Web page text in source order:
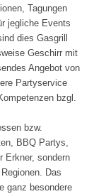
Tagungen
jegliche Events
dies Gasgrill
Geschirr mit
Angebot von
Partyservice
bzgl.
bzw.
BBQ Partys,
Erkner, sondern
Das
ganz besondere